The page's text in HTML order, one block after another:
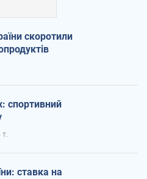
скоротили
спортивний
ставка на